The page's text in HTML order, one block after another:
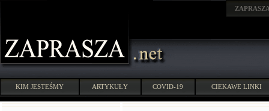
KIM JESTEŚMY ARTYKUŁY COVID-19 CIEKAWE LINKI